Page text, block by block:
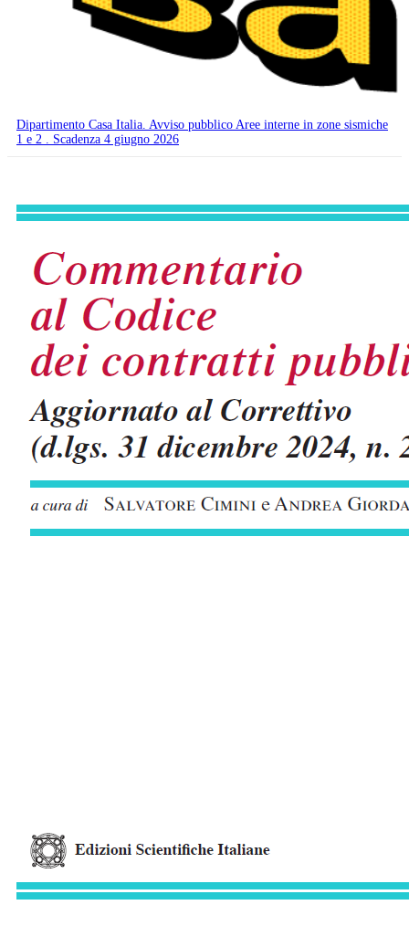
Dipartimento Casa Italia. Avviso pubblico Aree interne in zone sismiche
1 e 2 . Scadenza 4 giugno 2026